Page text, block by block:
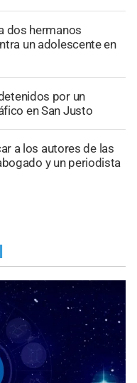
dos hermanos
un adolescente en
por un
en San Justo
a los autores de las
y un periodista